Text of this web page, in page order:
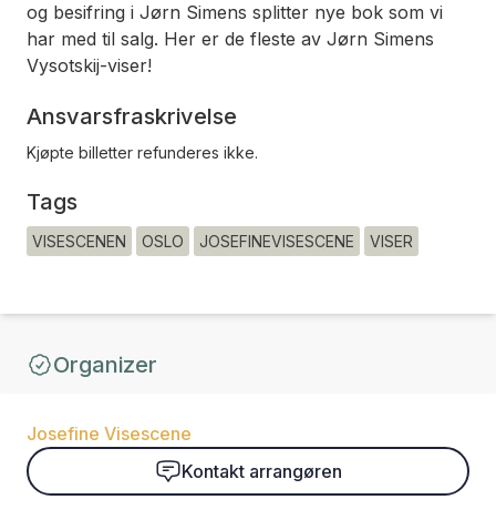
og besifring i Jørn Simens splitter nye bok som vi
har med til salg. Her er de fleste av Jørn Simens
Vysotskij-viser!
Ansvarsfraskrivelse
Kjøpte billetter refunderes ikke.
Tags
VISESCENEN OSLO JOSEFINEVISESCENE VISER
Organizer
Josefine Visescene
Kontakt arrangøren